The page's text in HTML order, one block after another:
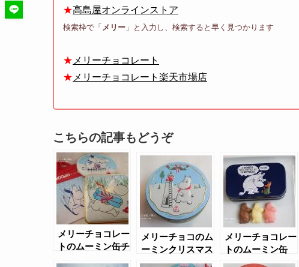
★高島屋オンラインストア
検索枠で「 メリー 」と入力し、検索すると早く見つかります
★ メリーチョコレート
★ メリーチョコレート楽天市場店
こちらの記事もどうぞ
メリーチョコレー
トのムーミン缶チ
メリーチョコのム
ーミンクリスマス
2020
メリーチョコレー
トのムーミン缶
2022